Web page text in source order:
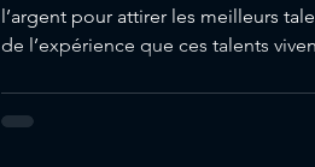
l’argent pour attirer les meilleurs
de l’expérience que ces talents
signature du contrat. Il se joue sur